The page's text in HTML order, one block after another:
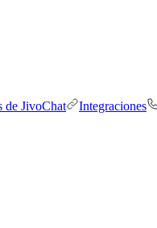
de JivoChat Integraciones